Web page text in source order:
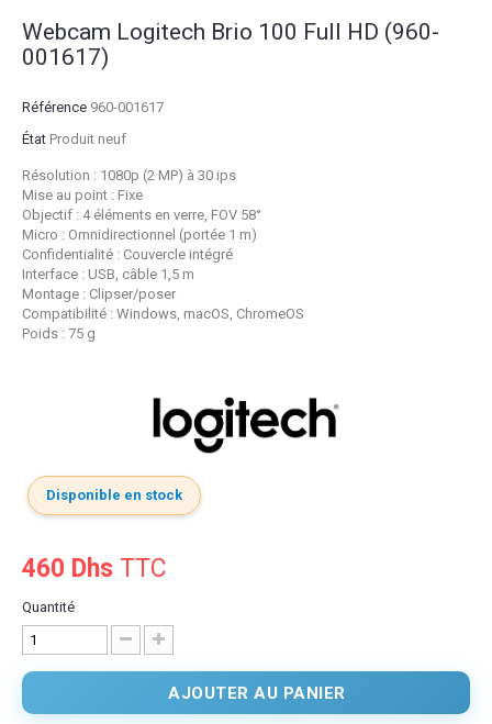
Webcam Logitech Brio 100 Full HD (960-
001617)
Référence 960-001617
État Produit neuf
Résolution : 1080p (2 MP) à 30 ips
Mise au point : Fixe
Objectif : 4 éléments en verre, FOV 58°
Micro : Omnidirectionnel (portée 1 m)
Confidentialité : Couvercle intégré
Interface : USB, câble 1,5 m
Montage : Clipser/poser
Compatibilité : Windows, macOS, ChromeOS
Poids : 75 g
Disponible en stock
460 Dhs TTC
Quantité
AJOUTER AU PANIER